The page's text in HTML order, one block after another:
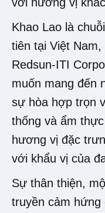
Khao Lao là
tiên tại Việt
Redsun-ITI
muốn mang đến
sự hòa hợp trọn
thống và ẩm
hương vị đặc
với khẩu vị của
Sự thân thiện,
truyền cảm hứng